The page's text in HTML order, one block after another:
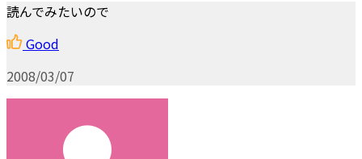
読んでみたいので
Good
2008/03/07